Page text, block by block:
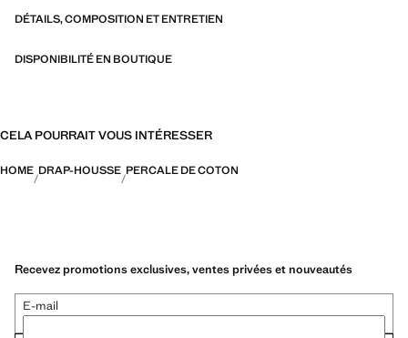
DÉTAILS, COMPOSITION ET ENTRETIEN
DISPONIBILITÉ EN BOUTIQUE
CELA POURRAIT VOUS INTÉRESSER
HOME DRAP-HOUSSE PERCALE DE COTON
Recevez promotions exclusives, ventes privées et nouveautés
E-mail